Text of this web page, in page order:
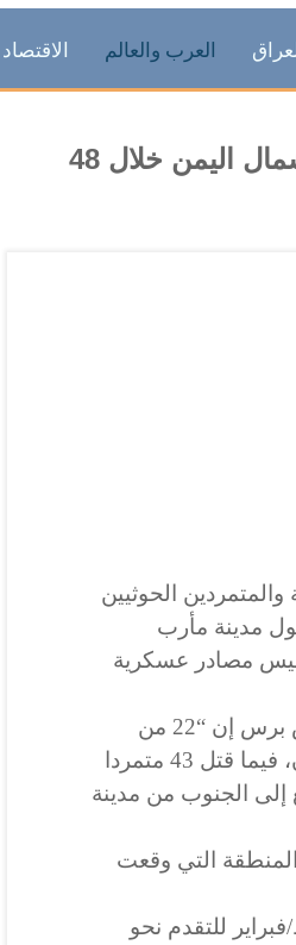
العرب والعالم الاقتصاد
65 قتيلا في معارك جديدة حول مدينة مأرب شمال اليمن خلال 48
والمتمردين الحوثيين
حول مدينة مأرب
مصادر عسكرية
وقال مسؤول في القوات الحكومية لوكالة فرانس برس إن “22 من
المقاتلين الموالين للحكومة قتلوا وأصيب خمسون، فيما قتل 43 متمردا
مناطق تقع إلى الجنوب من مدينة
التي وقعت
للتقدم نحو